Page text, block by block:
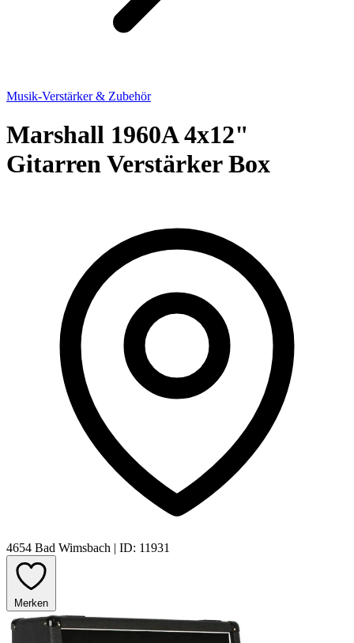
Musik-Verstärker & Zubehör
Marshall 1960A 4x12"
Gitarren Verstärker Box
4654 Bad Wimsbach | ID: 11931
Merken